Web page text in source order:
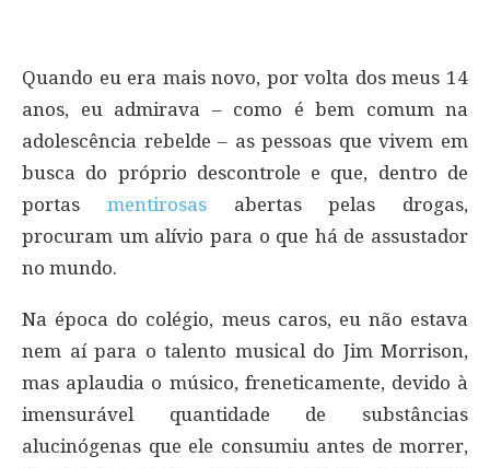
Quando eu era mais novo, por volta dos meus 14
anos, eu admirava – como é bem comum na
adolescência rebelde – as pessoas que vivem em
busca do próprio descontrole e que, dentro de
portas mentirosasabertas pelas drogas,
procuram um alívio para o que há de assustador
no mundo.
Na época do colégio, meus caros, eu não estava
nem aí para o talento musical do Jim Morrison,
mas aplaudia o músico, freneticamente, devido à
imensurável quantidade de substâncias
alucinógenas que ele consumiu antes de morrer,